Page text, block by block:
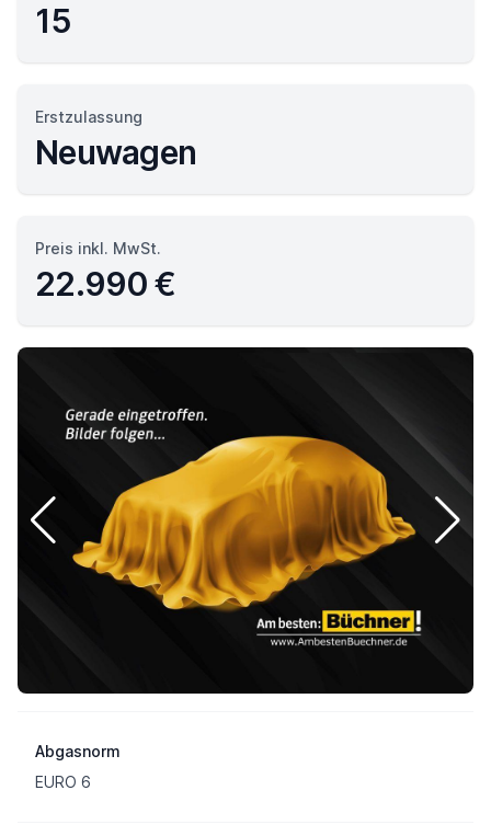
15
Erstzulassung
Neuwagen
Preis inkl. MwSt.
22.990 €
Abgasnorm
EURO 6